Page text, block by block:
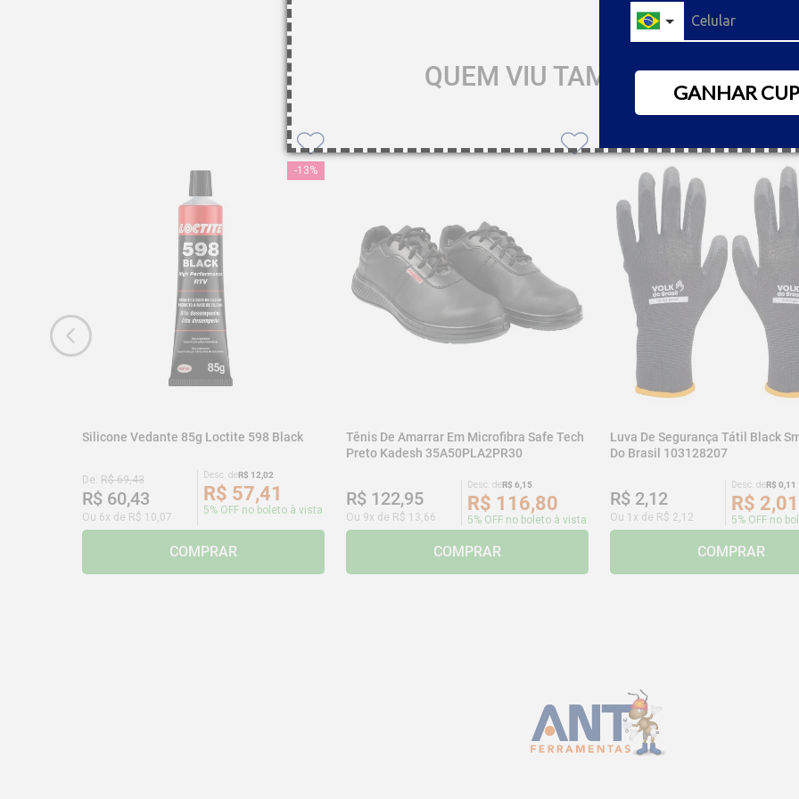
GANHAR
QUEM VIU TAMBÉM GOSTOU
-13%
Silicone Vedante 85g Loctite 598 Black
De:R$ 69,43
R$ 60,43
Ou 6x de R$ 10 07
Desc. deR$ 12 02
R$ 57,41
5% OFF no boleto à vista
COMPRAR
Tênis De Amarrar Em Microfibra Safe Tech
Preto Kadesh 35A50PLA2PR30
R$ 122,95
Ou 9x de R$ 13 66
Desc. deR$ 6, 15
R$ 116,80
5% OFF no boleto à vista
COMPRAR
Luva De Segurança Tátil Black
Do Brasil 103128207
R$ 2,12
Ou 1 x de R$ 2 12
Desc. deR$ 0 11
R$ 2,01
5% OFF no
COMPRAR